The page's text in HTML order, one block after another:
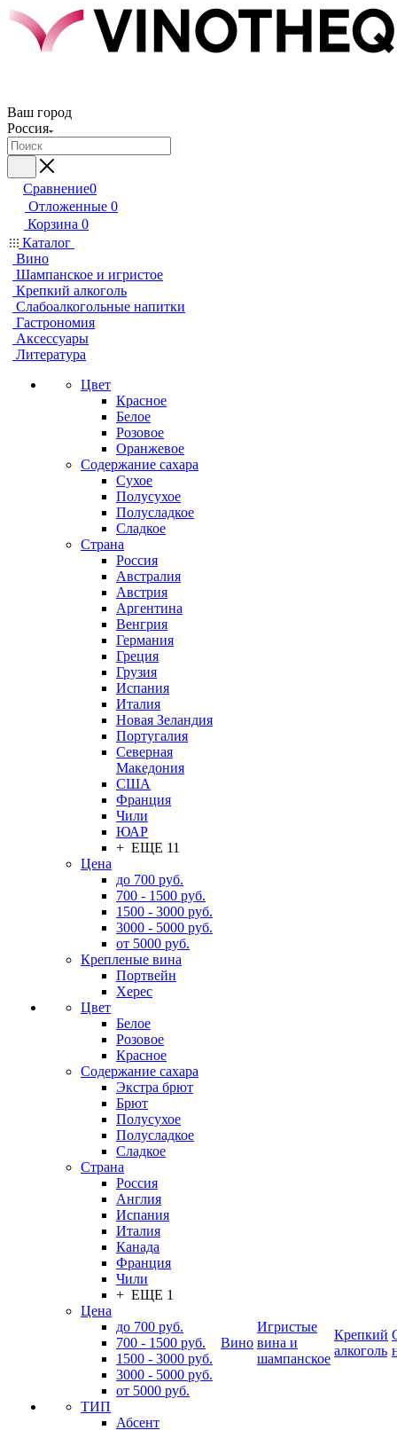
Ваш город
Россия
Сравнение0
Отложенные 0
Корзина 0
Каталог
Вино
Шампанское и игристое
Крепкий алкоголь
Слабоалкогольные напитки
Гастрономия
Аксессуары
Литература
Цвет
Красное
Белое
Розовое
Оранжевое
Содержание сахара
Сухое
Полусухое
Полусладкое
Сладкое
Страна
Россия
Австралия
Австрия
Аргентина
Венгрия
Германия
Греция
Грузия
Испания
Италия
Новая Зеландия
Португалия
Северная
Македония
США
Франция
Чили
ЮАР
+ ЕЩЕ 11
Цена
до 700 руб.
700 - 1500 руб.
1500 - 3000 руб.
3000 - 5000 руб.
от 5000 руб.
Крепленые вина
Портвейн
Херес
Цвет
Белое
Розовое
Красное
Содержание сахара
Экстра брют
Брют
Полусухое
Полусладкое
Сладкое
Страна
Россия
Англия
Испания
Италия
Канада
Франция
Чили
+ ЕЩЕ 1
Цена
до 700 руб.
700 - 1500 руб.
1500 - 3000 руб.
3000 - 5000 руб.
от 5000 руб.
ТИП
Абсент
Вино
Игристые
вина и
шампанское
Крепкий
алкоголь